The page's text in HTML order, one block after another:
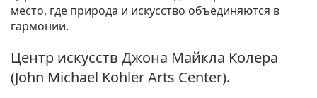
место, где природа и искусство объединяются в
гармонии.
Центр искусств Джона Майкла Колера
(John Michael Kohler Arts Center).